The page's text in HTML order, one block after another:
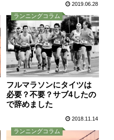
2019.06.28
ランニングコラム
フルマラソンにタイツは
必要？不要？サブ4したの
で辞めました
2018.11.14
ランニングコラム